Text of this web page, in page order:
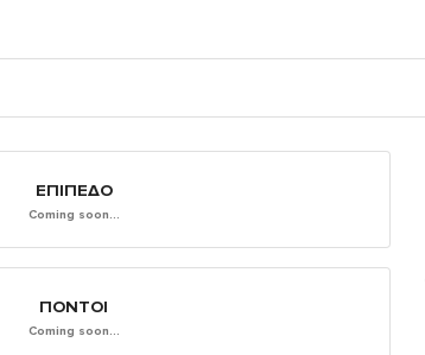
ΕΠΊΠΕΔΟ
Coming soon...
ΠΌΝΤΟΙ
Coming soon...